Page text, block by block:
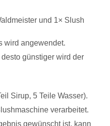
und 1× Slush
wird angewendet.
günstiger wird der
Sirup, 5 Teile Wasser).
verarbeitet.
gewünscht ist, kann